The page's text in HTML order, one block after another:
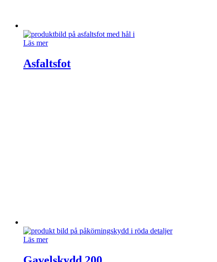
Läs mer
Asfaltsfot
Läs mer